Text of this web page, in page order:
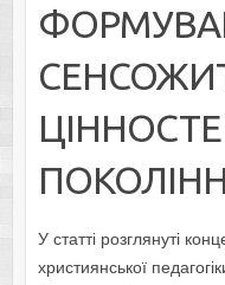
У статті розглянуті
християнської